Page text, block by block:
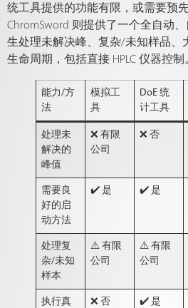
统工具提供的功能有限，或需要预
ChromSword 则提供了一个全自动
生处理未解决峰、复杂/未知样品、
生命周期，包括直接 HPLC 仪器控制
能力/方
法
模拟工
具
DoE 统
计工具
处理未
解决的
峰值
❌ 有限
公司
❌ 否
需要 良
好的启
动方法
✔️ 是 ✔️ 是
处理复
杂/未知
样本
⚠️ 有限
公司
⚠️ 有限
公司
执行真
❌ 否 ✔️ 是